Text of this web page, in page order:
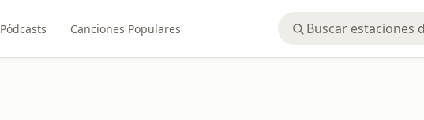
Pódcasts Canciones Populares